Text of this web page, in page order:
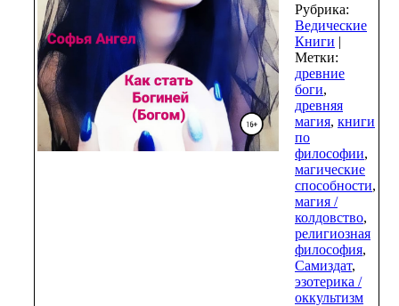
Рубрика:
Ведические
Книги |
Метки:
древние
боги,
древняя
магия, книги
по
философии,
магические
способности,
магия /
колдовство,
религиозная
философия,
Самиздат,
эзотерика /
оккультизм